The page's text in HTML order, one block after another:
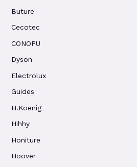
Buture
Cecotec
CONOPU
Dyson
Electrolux
Guides
H.Koenig
Hihhy
Honiture
Hoover